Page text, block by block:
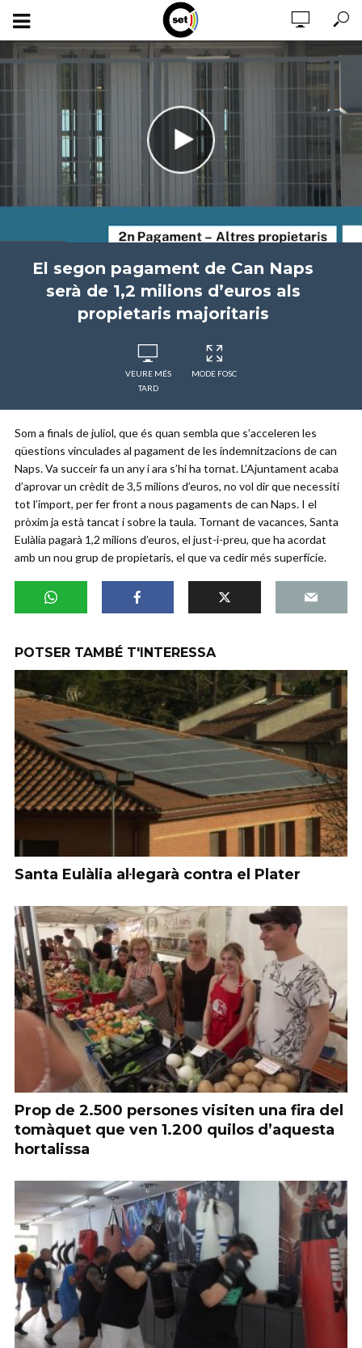
El segon pagament de Can Naps
serà de 1,2 milions d’euros als
propietaris majoritaris
VEURE MÉS
TARD
MODE FOSC
Som a finals de juliol, que és quan sembla que s’acceleren les
qüestions vinculades al pagament de les indemnitzacions de can
Naps. Va succeir fa un any i ara s’hi ha tornat. L’Ajuntament acaba
d’aprovar un crèdit de 3,5 milions d’euros, no vol dir que necessiti
tot l’import, per fer front a nous pagaments de can Naps. I el
pròxim ja està tancat i sobre la taula. Tornant de vacances, Santa
Eulàlia pagarà 1,2 milions d’euros, el just-i-preu, que ha acordat
amb un nou grup de propietaris, el que va cedir més superfície.
POTSER TAMBÉ T'INTERESSA
Santa Eulàlia al·legarà contra el Plater
Prop de 2.500 persones visiten una fira del
tomàquet que ven 1.200 quilos d’aquesta
hortalissa